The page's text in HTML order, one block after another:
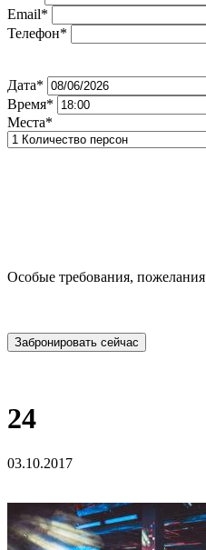
Email*
Телефон*
Дата*
Время*
Места*
Особые требования, пожелания
24
03.10.2017